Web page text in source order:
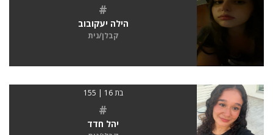
#
הילה יעקובוב
קבלן/נית
בת 16 | 155
#
יהל חדד